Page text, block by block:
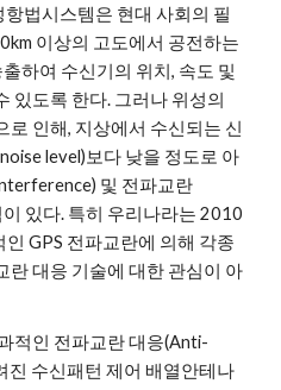
법시스템은 현대 사회의 필
이상의 고도에서 공전하는
하여 수신기의 위치, 속도 및
있도록 한다. 그러나 위성의
로 인해, 지상에서 수신되는 신
level)보다 낮을 정도로 아
및 전파교란
있다. 특히 우리나라는 2010
GPS 전파교란에 의해 각종
란 대응 기술에 대한 관심이 아
적인 전파교란 대응(Anti-
진 수신패턴 제어 배열안테나